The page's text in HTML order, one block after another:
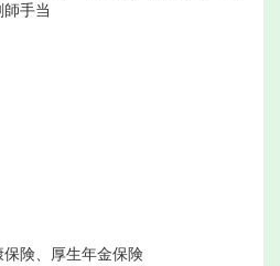
手当
険、厚生年金保険